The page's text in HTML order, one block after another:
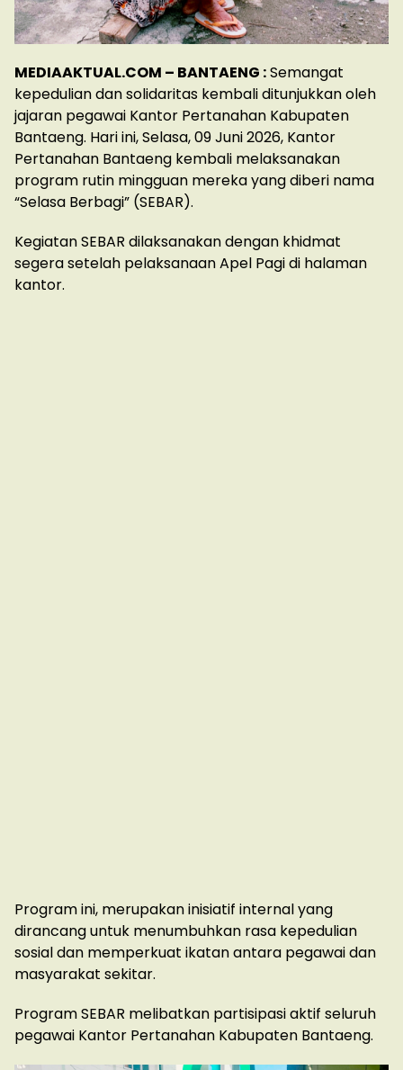
MEDIAAKTUAL.COM – BANTAENG :Semangat
kepedulian dan solidaritas kembali ditunjukkan oleh
jajaran pegawai Kantor Pertanahan Kabupaten
Bantaeng. Hari ini, Selasa, 09 Juni 2026, Kantor
Pertanahan Bantaeng kembali melaksanakan
program rutin mingguan mereka yang diberi nama
“Selasa Berbagi” (SEBAR).
Kegiatan SEBAR dilaksanakan dengan khidmat
segera setelah pelaksanaan Apel Pagi di halaman
kantor.
Program ini, merupakan inisiatif internal yang
dirancang untuk menumbuhkan rasa kepedulian
sosial dan memperkuat ikatan antara pegawai dan
masyarakat sekitar.
Program SEBAR melibatkan partisipasi aktif seluruh
pegawai Kantor Pertanahan Kabupaten Bantaeng.